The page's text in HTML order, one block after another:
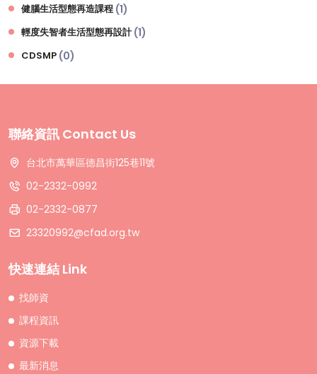
健腦生活型態再造課程(1)
輕度失智者生活型態再設計(1)
CDSMP (0)
聯絡資訊 Contact Us
台北市萬華區德昌街125巷11號
02-2332-0992
02-2332-0877
23320992@cfad.org.tw
快速連結 Link
找師資
課程資訊
資源下載
最新消息